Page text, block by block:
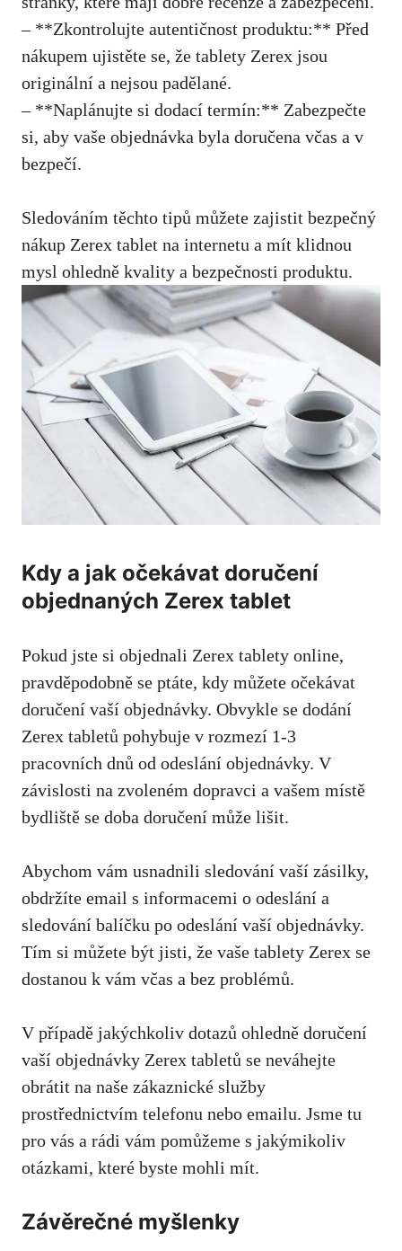
– **Zkontrolujte autentičnost produktu:** Před
nákupem ujistěte se, že tablety Zerex jsou
originální a nejsou padělané.
– **Naplánujte si dodací termín:** Zabezpečte
si, aby vaše objednávka byla doručena včas a v
bezpečí.
Sledováním těchto tipů můžete zajistit bezpečný
nákup Zerex tablet na internetu a mít klidnou
mysl ohledně kvality a bezpečnosti produktu.
Kdy a jak očekávat doručení
objednaných Zerex tablet
Pokud jste si objednali Zerex tablety online,
pravděpodobně se ptáte, kdy můžete očekávat
doručení vaší objednávky. Obvykle se dodání
Zerex tabletů pohybuje v rozmezí 1-3
pracovních dnů od odeslání objednávky. V
závislosti na zvoleném dopravci a vašem místě
bydliště se doba doručení může lišit.
Abychom vám usnadnili sledování vaší zásilky,
obdržíte email s informacemi o odeslání a
sledování balíčku po odeslání vaší objednávky.
Tím si můžete být jisti, že vaše tablety Zerex se
dostanou k vám včas a bez problémů.
V případě jakýchkoliv dotazů ohledně doručení
vaší objednávky Zerex tabletů se neváhejte
obrátit na naše zákaznické služby
prostřednictvím telefonu nebo emailu. Jsme tu
pro vás a rádi vám pomůžeme s jakýmikoliv
otázkami, které byste mohli mít.
Závěrečné myšlenky